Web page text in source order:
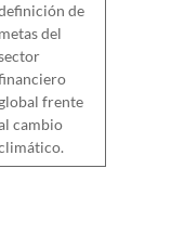
de
metas del
frente
cambio